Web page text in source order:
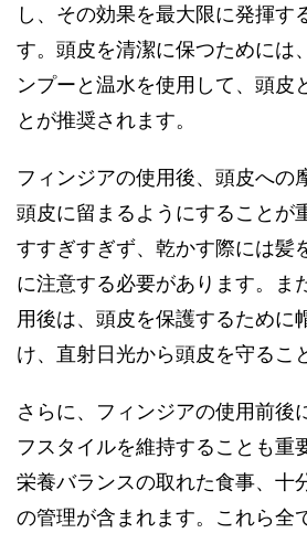
し、その効果を最大限に発揮す
す。頭皮を清潔に保つためには
ンプーと温水を使用して、頭皮
とが推奨されます。
フィンジアの使用後、頭皮への
頭皮に留まるようにすることが
すすぎすぎず、乾かす際には髪
に注意する必要があります。ま
用後は、頭皮を保護するために
け、直射日光から頭皮を守るこ
さらに、フィンジアの使用前後
フスタイルを維持することも重
栄養バランスの取れた食事、十
の管理が含まれます。これら全